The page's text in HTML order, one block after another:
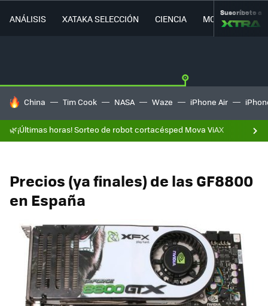
ANÁLISIS XATAKA SELECCIÓN CIENCIA MOVILIDAD
Suscríbete a
HOY SE HABLA DE
China Tim Cook NASA Waze iPhone Air
🌿¡Últimas horas! Sorteo de robot cortacésped Mova ViAX
Precios (ya finales) de las GF8800
en España